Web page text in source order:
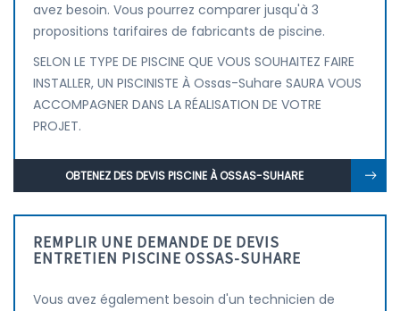
avez besoin. Vous pourrez comparer jusqu'à 3
propositions tarifaires de fabricants de piscine.
SELON LE TYPE DE PISCINE QUE VOUS SOUHAITEZ FAIRE
INSTALLER, UN PISCINISTE À Ossas-Suhare SAURA VOUS
ACCOMPAGNER DANS LA RÉALISATION DE VOTRE
PROJET.
OBTENEZ DES DEVIS PISCINE À OSSAS-SUHARE
REMPLIR UNE DEMANDE DE DEVIS
ENTRETIEN PISCINE OSSAS-SUHARE
Vous avez également besoin d'un technicien de